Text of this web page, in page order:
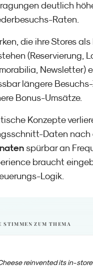
deutlich
Raten.
die ihre Stores als
(Reservierung,
Newsletter)
längere
Bonus-Umsätze.
Konzepte
Daten nach
spürbar an
braucht
Logik.
STIMMEN ZUM THEMA
reinvented its in-